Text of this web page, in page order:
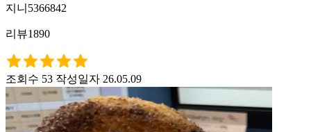
지니5366842
리뷰1890
조회수 53 작성일자 26.05.09